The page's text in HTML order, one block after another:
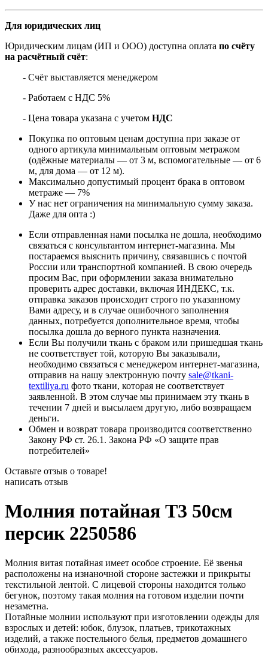
Для юридических лиц
Юридическим лицам (ИП и ООО) доступна оплата по счёту
на расчётный счёт:
- Счёт выставляется менеджером
- Работаем с НДС 5%
- Цена товара указана с учетом НДС
Покупка по оптовым ценам доступна при заказе от
одного артикула минимальным оптовым метражом
(одёжные материалы — от 3 м, вспомогательные — от 6
м, для дома — от 12 м).
Максимально допустимый процент брака в оптовом
метраже — 7%
У нас нет ограничения на минимальную сумму заказа.
Даже для опта :)
Если отправленная нами посылка не дошла, необходимо
связаться с консультантом интернет-магазина. Мы
постараемся выяснить причину, связавшись с почтой
России или транспортной компанией. В свою очередь
просим Вас, при оформлении заказа внимательно
проверить адрес доставки, включая ИНДЕКС, т.к.
отправка заказов происходит строго по указанному
Вами адресу, и в случае ошибочного заполнения
данных, потребуется дополнительное время, чтобы
посылка дошла до верного пункта назначения.
Если Вы получили ткань с браком или пришедшая ткань
не соответствует той, которую Вы заказывали,
необходимо связаться с менеджером интернет-магазина,
отправив на нашу электронную почту sale@tkani-
textiliya.ru фото ткани, которая не соответствует
заявленной. В этом случае мы принимаем эту ткань в
течении 7 дней и высылаем другую, либо возвращаем
деньги.
Обмен и возврат товара производится соответственно
Закону РФ ст. 26.1. Закона РФ «О защите прав
потребителей»
Оставьте отзыв о товаре!
написать отзыв
Молния потайная Т3 50см
персик 2250586
Молния витая потайная имеет особое строение. Её звенья
расположены на изнаночной стороне застежки и прикрыты
текстильной лентой. С лицевой стороны находится только
бегунок, поэтому такая молния на готовом изделии почти
незаметна.
Потайные молнии используют при изготовлении одежды для
взрослых и детей: юбок, блузок, платьев, трикотажных
изделий, а также постельного белья, предметов домашнего
обихода, разнообразных аксессуаров.